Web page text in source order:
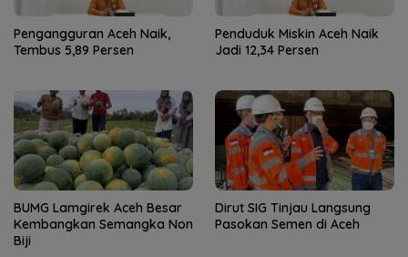
Pengangguran Aceh Naik,
Tembus 5,89 Persen
Penduduk Miskin Aceh Naik
Jadi 12,34 Persen
BUMG Lamgirek Aceh Besar
Kembangkan Semangka Non
Biji
Dirut SIG Tinjau Langsung
Pasokan Semen di Aceh